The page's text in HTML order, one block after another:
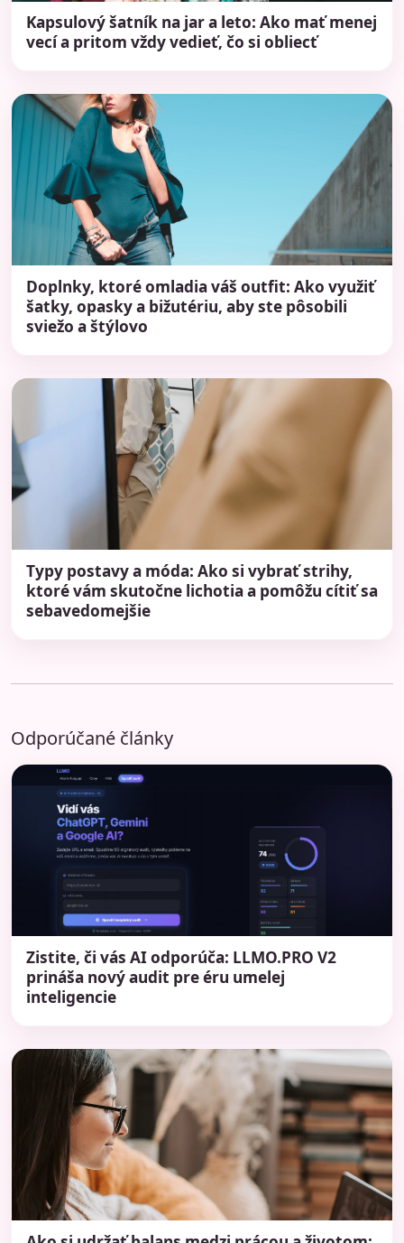
Kapsulový šatník na jar a leto: Ako mať menej
vecí a pritom vždy vedieť, čo si obliecť
Doplnky, ktoré omladia váš outfit: Ako využiť
šatky, opasky a bižutériu, aby ste pôsobili
sviežo a štýlovo
Typy postavy a móda: Ako si vybrať strihy,
ktoré vám skutočne lichotia a pomôžu cítiť sa
sebavedomejšie
Odporúčané články
Zistite, či vás AI odporúča: LLMO.PRO V2
prináša nový audit pre éru umelej
inteligencie